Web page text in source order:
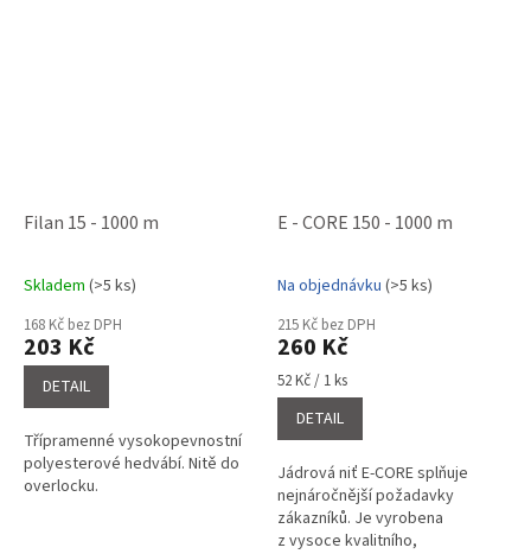
Filan 15 - 1000 m
Průměrné
hodnocení
produktu
je
4,6
hvězdiček.
Skladem (>5 ks)
168 Kč bez DPH
203 Kč
DETAIL
Třípramenné vysokopevnostní
polyesterové hedvábí. Nitě do
overlocku.
E - CORE 150 - 1000 m
Průměrné
hodnocení
produktu
je
4,5
z
hvězdiček.
Na objednávku (>5 ks)
215 Kč bez DPH
260 Kč
Měrná
cena:
52 Kč / 1 ks
DETAIL
Jádrová niť E-CORE splňuje
nejnáročnější požadavky
zákazníků. Je vyrobena
z vysoce kvalitního,